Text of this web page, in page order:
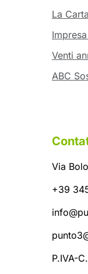
La
Venti
ABC
Via
+39
P.IVA-